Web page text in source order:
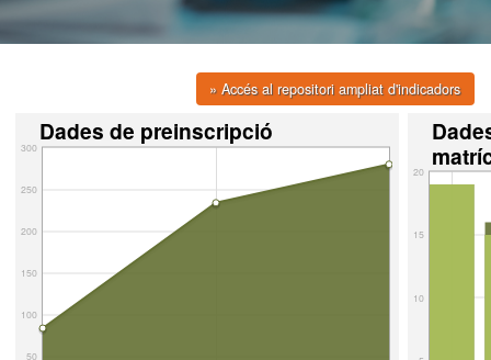
» Accés al repositori ampliat d'indicadors
10
15
20
Dades de preinscripció
50
100
150
200
250
300